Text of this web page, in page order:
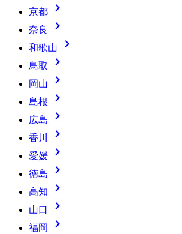
京都 
奈良 
和歌山 
鳥取 
岡山 
島根 
広島 
香川 
愛媛 
徳島 
高知 
山口 
福岡 